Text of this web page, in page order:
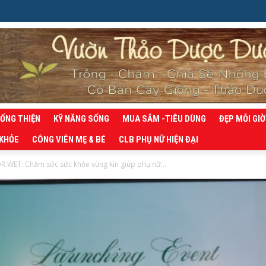
THIỆN KỸ NĂNG SỐNG MUA SẮM -TIÊU DÙNG
ĐẸP MỖI GIỜ
CÔNG VIÊN MẸ & BÉ CLB PHỤ NỮ HIỆN ĐẠI
Chăm sóc sức khỏe vùng kín giúp phụ nữ...